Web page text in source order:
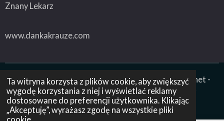
Ta witryna korzysta z plików cookie, aby zwiększyć
wygodę korzystania z niej i wyświetlać reklamy
dostosowane do preferencji użytkownika. Klikając
„Akceptuję”, wyrażasz zgodę na wszystkie pliki
cookie.
Znany Lekarz
www.dankakrauze.com
Profesjonalizm - Wiedza - Zaufanie - Przyjazny gabinet -
Dyskrecja - Dogodna lokalizacja - Elastyczne terminy
© 2026 Psycholog Poznań Centrum Winogrady